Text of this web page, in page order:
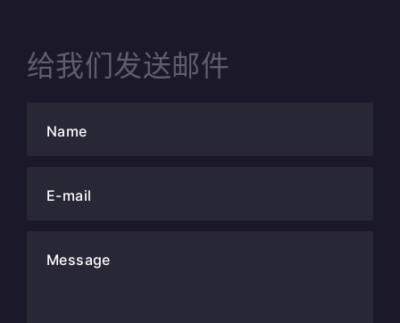
给我们发送邮件
Name
E-mail
Message